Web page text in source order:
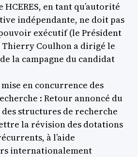
HCERES, en tant qu’autorité
indépendante, ne doit pas
exécutif (le Président
Thierry Coulhon a dirigé le
la campagne du candidat
en concurrence des
: Retour annoncé du
des structures de recherche
la révision des dotations
à l’aide
internationalement